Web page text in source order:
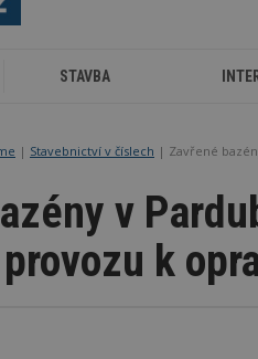
STAVBA
Stavebnictví v číslech Zavřené
v
k